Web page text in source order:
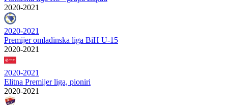
2020-2021
2020-2021
Premijer omladinska liga BiH U-15
2020-2021
2020-2021
Elitna Premijer liga, pioniri
2020-2021